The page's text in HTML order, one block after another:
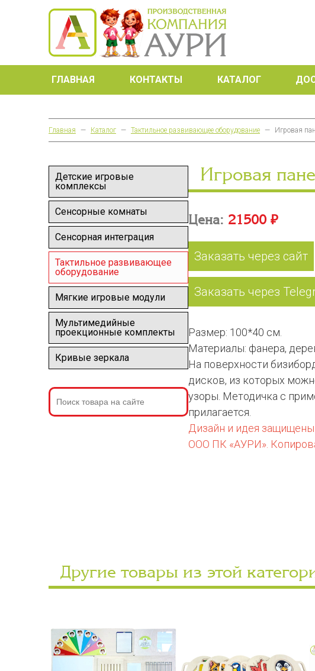
ГЛАВНАЯ КОНТАКТЫ КАТАЛОГ
Главная — Каталог — Тактильное развивающее оборудование — Игровая
Детские игровые
комплексы
Сенсорные комнаты
Сенсорная интеграция
Тактильное развивающее
оборудование
Мягкие игровые модули
Мультимедийные
проекционные комплекты
Кривые зеркала
Игровая
Цена: 21500 ₽
Заказать через сайт
Заказать через
Размер: 100*40 см.
Материалы: фанера,
На поверхности
дисков, из которых
узоры. Методичка с
прилагается.
Дизайн и идея
ООО ПК «АУРИ».
Другие товары из этой